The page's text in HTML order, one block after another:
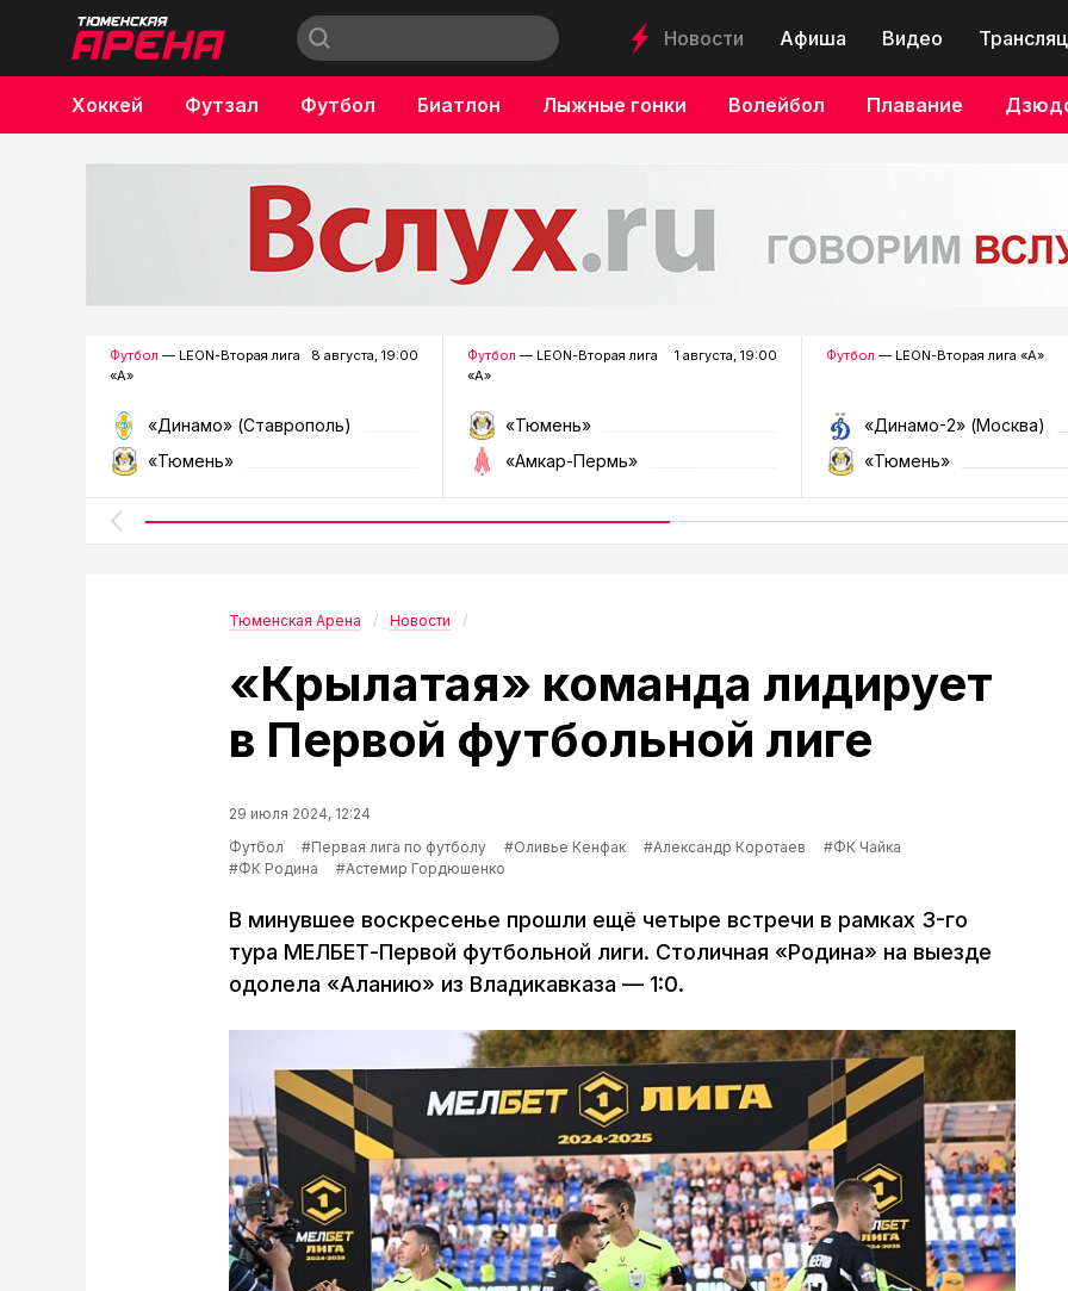
Новости Афиша Видео
Хоккей Футзал Футбол Биатлон Лыжные гонки Волейбол Плавание
Бокс
Футбол — LEON-Вторая лига
«А»
8 августа, 19:00
«Динамо» (Ставрополь)
«Тюмень»
Футбол — LEON-Вторая лига
«А»
1 августа, 19:00
«Тюмень»
«Амкар-Пермь»
Футбол — LEON-Вторая лига «А»
«Динамо-2» (Москва)
«Тюмень»
Тюменская Арена Новости
«Крылатая» команда лидирует
в Первой футбольной лиге
29 июля 2024, 12:24
Футбол
#Первая лига по футболу #Оливье Кенфак #Александр Коротаев
#ФК Чайка
#ФК Родина
#Астемир Гордюшенко
В минувшее воскресенье прошли ещё четыре встречи в рамках 3-го
тура МЕЛБЕТ-Первой футбольной лиги. Столичная «Родина» на выезде
одолела «Аланию» из Владикавказа — 1:0.